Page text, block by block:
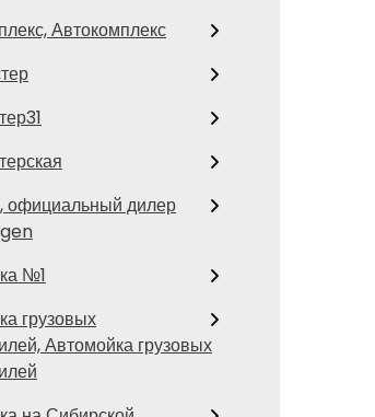
Автокомплекс
официальный дилер
№1
грузовых
Автомойка грузовых